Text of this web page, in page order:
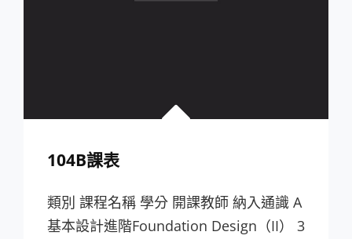
104B課表
類別 課程名稱 學分 開課教師 納入通識 A
基本設計進階Foundation Design（II） 3